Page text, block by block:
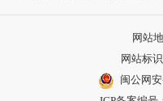
网站
网站标
闽公网